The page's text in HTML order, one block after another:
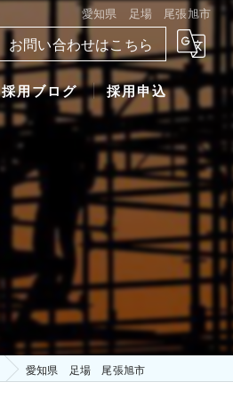
愛知県 足場 尾張旭市
お問い合わせはこちら
採用ブログ 採用申込
愛知県 足場 尾張旭市